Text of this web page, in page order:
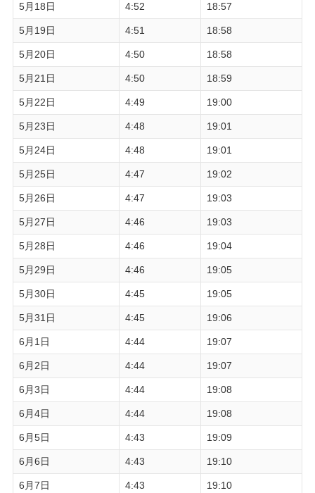
5月18日 4:52 18:57
5月19日 4:51 18:58
5月20日 4:50 18:58
5月21日 4:50 18:59
5月22日 4:49 19:00
5月23日 4:48 19:01
5月24日 4:48 19:01
5月25日 4:47 19:02
5月26日 4:47 19:03
5月27日 4:46 19:03
5月28日 4:46 19:04
5月29日 4:46 19:05
5月30日 4:45 19:05
5月31日 4:45 19:06
6月1日 4:44 19:07
6月2日 4:44 19:07
6月3日 4:44 19:08
6月4日 4:44 19:08
6月5日 4:43 19:09
6月6日 4:43 19:10
6月7日 4:43 19:10